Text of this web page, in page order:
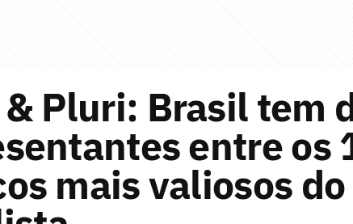
Pluri: Brasil tem
entre os
mais valiosos